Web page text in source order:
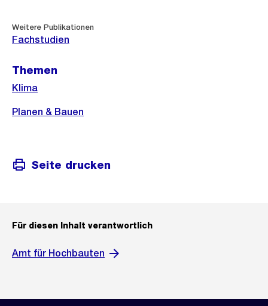
Weitere Publikationen
Fachstudien
Themen
Klima
Planen & Bauen
Seite drucken
Für diesen Inhalt verantwortlich
Amt für Hochbauten